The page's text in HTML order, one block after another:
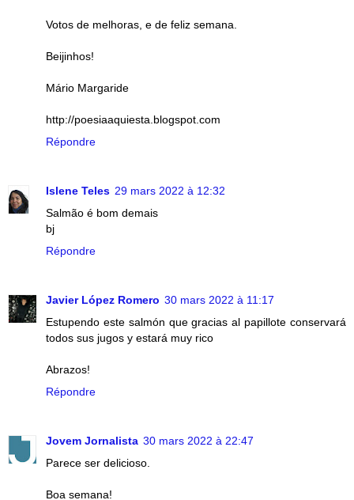
Votos de melhoras, e de feliz semana.
Beijinhos!
Mário Margaride
http://poesiaaquiesta.blogspot.com
Répondre
Islene Teles 29 mars 2022 à 12:32
Salmão é bom demais
bj
Répondre
Javier López Romero 30 mars 2022 à 11:17
Estupendo este salmón que gracias al papillote conservará
todos sus jugos y estará muy rico
Abrazos!
Répondre
Jovem Jornalista 30 mars 2022 à 22:47
Parece ser delicioso.
Boa semana!